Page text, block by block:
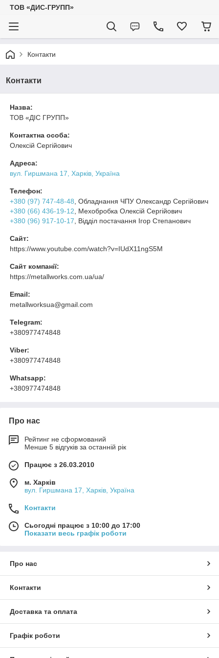
ТОВ «ДИС-ГРУПП»
Контакти
Контакти
Назва:
ТОВ «ДІС ГРУПП»
Контактна особа:
Олексій Сергійович
Адреса:
вул. Гиршмана 17, Харків, Україна
Телефон:
+380 (97) 747-48-48 , Обладнання ЧПУ Олександр Сергійович
+380 (66) 436-19-12 , Мехобробка Олексій Сергійович
+380 (96) 917-10-17 , Відділ постачання Ігор Степанович
Сайт:
https://www.youtube.com/watch?v=IUdX11ngS5M
Сайт компанії:
https://metallworks.com.ua/ua/
Email:
metallworksua@gmail.com
Telegram:
+380977474848
Viber:
+380977474848
Whatsapp:
+380977474848
Про нас
Рейтинг не сформований
Менше 5 відгуків за останній рік
Працює з 26.03.2010
м. Харків
вул. Гиршмана 17, Харків, Україна
Контакти
Сьогодні працює з 10:00 до 17:00
Показати весь графік роботи
Про нас
Контакти
Доставка та оплата
Графік роботи